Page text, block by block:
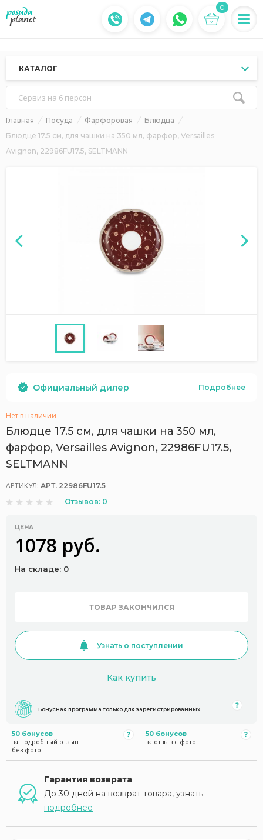
0
КАТАЛОГ
Сервиз на 6 персон
Главная Посуда Фарфоровая
Блюдца
Блюдце 17.5 см, для чашки на 350 мл, фарфор, Versailles
Avignon, 22986FU17.5, SELTMANN
Официальный дилер Подробнее
Нет в наличии
Блюдце 17.5 см, для чашки на 350 мл,
фарфор, Versailles Avignon, 22986FU17.5,
SELTMANN
АРТИКУЛ: АРТ. 22986FU17.5
Отзывов: 0
ЦЕНА
1078 руб.
На складе: 0
ТОВАР ЗАКОНЧИЛСЯ
Узнать о поступлении
Как купить
Бонусная программа только для зарегистрированных
50 бонусов
за подробный отзыв
без фото
50 бонусов
за отзыв с фото
Гарантия возврата
До 30 дней на возврат товара, узнать
подробнее